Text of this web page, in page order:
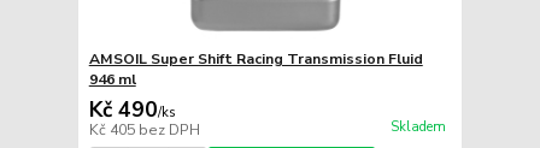
AMSOIL Super Shift Racing Transmission Fluid
946 ml
Kč 490/ks
Kč 405 bez DPH Skladem